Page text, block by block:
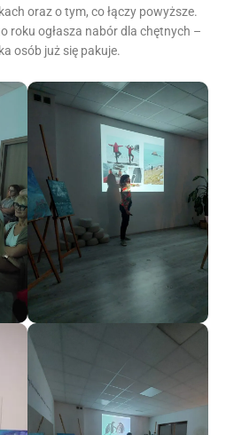
oraz o tym, co łączy powyższe.
roku ogłasza nabór dla chętnych –
osób już się pakuje.